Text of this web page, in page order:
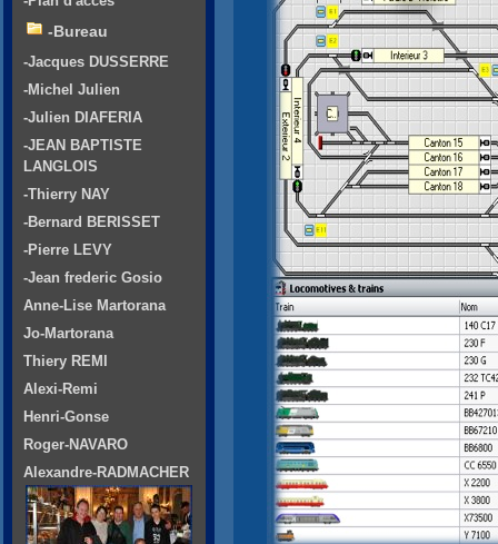
-Bureau
-Jacques DUSSERRE
-Michel Julien
-Julien DIAFERIA
-JEAN BAPTISTE
LANGLOIS
-Thierry NAY
-Bernard BERISSET
-Pierre LEVY
-Jean frederic Gosio
Anne-Lise Martorana
Jo-Martorana
Thiery REMI
Alexi-Remi
Henri-Gonse
Roger-NAVARO
Alexandre-RADMACHER